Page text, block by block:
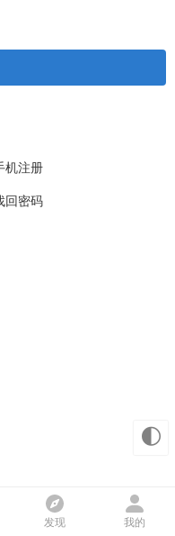
🌓
机注册
回密码
发现 我的